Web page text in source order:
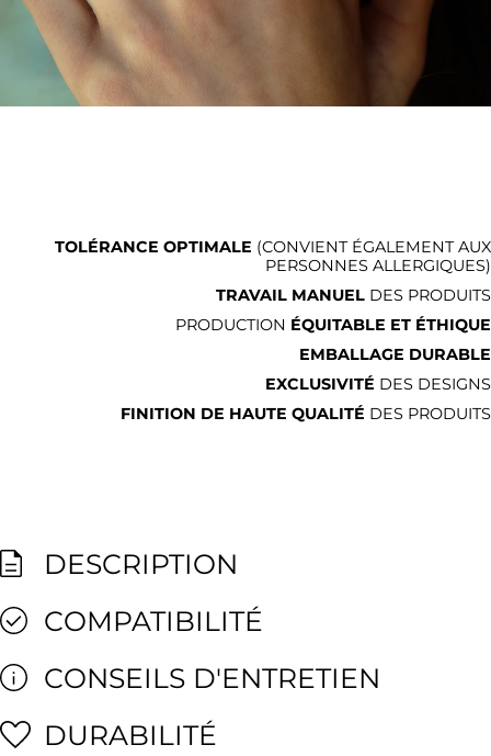
TOLÉRANCE OPTIMALE (CONVIENT ÉGALEMENT AUX
PERSONNES ALLERGIQUES)
TRAVAIL MANUEL DES PRODUITS
PRODUCTION ÉQUITABLE ET ÉTHIQUE
EMBALLAGE DURABLE
EXCLUSIVITÉ DES DESIGNS
FINITION DE HAUTE QUALITÉ DES PRODUITS
DESCRIPTION
COMPATIBILITÉ
CONSEILS D'ENTRETIEN
DURABILITÉ